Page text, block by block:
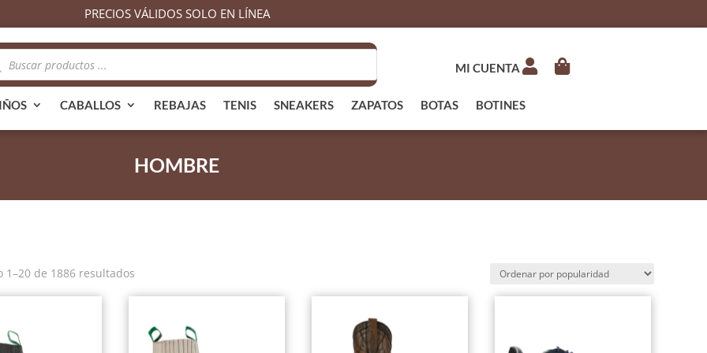
PRECIOS VÁLIDOS SOLO EN LÍNEA
MI CUENTA
CABALLOS REBAJAS TENIS SNEAKERS ZAPATOS BOTAS BOTINES
HOMBRE
1–20 de 1886 resultadosOrdenado
por